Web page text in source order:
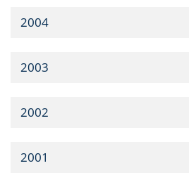
2004
2003
2002
2001